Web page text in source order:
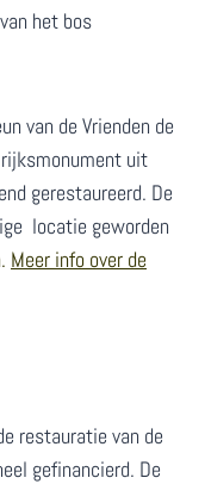
het bos
van de Vrienden de
uit
gerestaureerd. De
locatie geworden
Meer info over de
restauratie van de
gefinancierd. De